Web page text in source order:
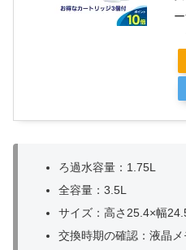
ろ過水容量：1.75L
全容量：3.5L
サイズ：高さ25.4×幅
交換時期の確認：液晶メ